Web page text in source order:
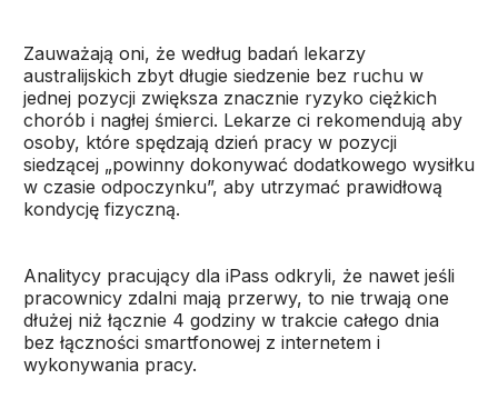
Zauważają oni, że według badań lekarzy
australijskich zbyt długie siedzenie bez ruchu w
jednej pozycji zwiększa znacznie ryzyko ciężkich
chorób i nagłej śmierci. Lekarze ci rekomendują aby
osoby, które spędzają dzień pracy w pozycji
siedzącej „powinny dokonywać dodatkowego wysiłku
w czasie odpoczynku”, aby utrzymać prawidłową
kondycję fizyczną.
Analitycy pracujący dla iPass odkryli, że nawet jeśli
pracownicy zdalni mają przerwy, to nie trwają one
dłużej niż łącznie 4 godziny w trakcie całego dnia
bez łączności smartfonowej z internetem i
wykonywania pracy.